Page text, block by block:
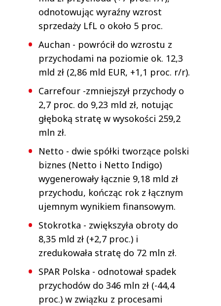
odnotowując wyraźny wzrost
sprzedaży LfL o około 5 proc.
Auchan - powrócił do wzrostu z
przychodami na poziomie ok. 12,3
mld zł (2,86 mld EUR, +1,1 proc. r/r).
Carrefour -zmniejszył przychody o
2,7 proc. do 9,23 mld zł, notując
głęboką stratę w wysokości 259,2
mln zł.
Netto - dwie spółki tworzące polski
biznes (Netto i Netto Indigo)
wygenerowały łącznie 9,18 mld zł
przychodu, kończąc rok z łącznym
ujemnym wynikiem finansowym.
Stokrotka - zwiększyła obroty do
8,35 mld zł (+2,7 proc.) i
zredukowała stratę do 72 mln zł.
SPAR Polska - odnotował spadek
przychodów do 346 mln zł (-44,4
proc.) w związku z procesami